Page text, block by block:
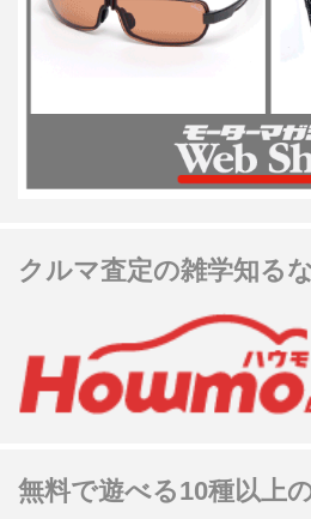
クルマ査定の雑学知る
無料で遊べる10種以上